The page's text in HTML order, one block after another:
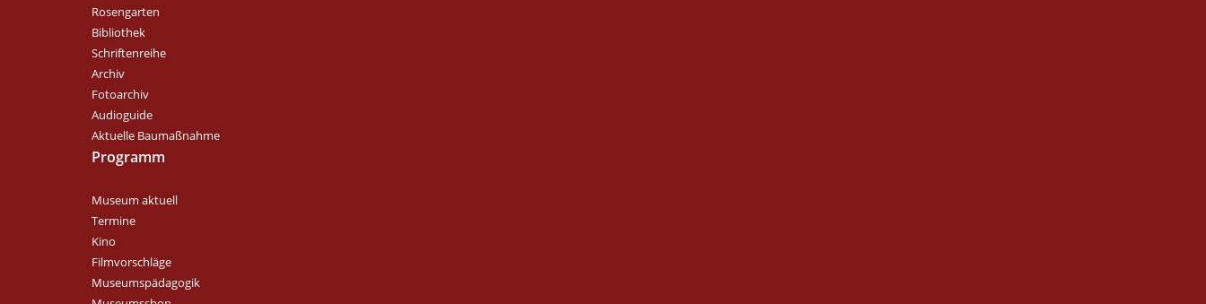
Rosengarten
Bibliothek
Schriftenreihe
Archiv
Fotoarchiv
Audioguide
Aktuelle Baumaßnahme
Programm
Museum aktuell
Termine
Kino
Filmvorschläge
Museumspädagogik